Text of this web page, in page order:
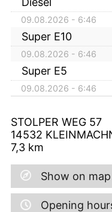
09.08.2026 - 6:46
Super E10
09.08.2026 - 6:46
Super E5
09.08.2026 - 6:46
STOLPER WEG 57
14532
7,3 km
Show on map
Opening